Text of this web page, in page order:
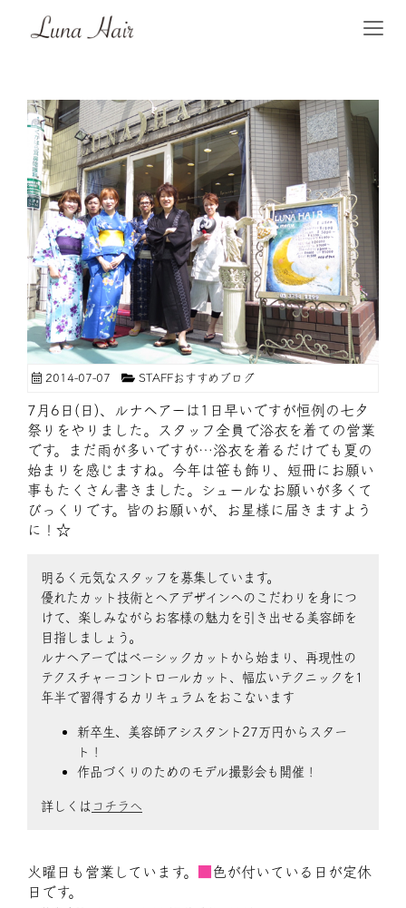
2014-07-07 STAFFおすすめブログ
7月6日(日)、ルナヘアーは1日早いですが恒例の七夕
祭りをやりました。スタッフ全員で浴衣を着ての営業
です。まだ雨が多いですが…浴衣を着るだけでも夏の
始まりを感じますね。今年は笹も飾り、短冊にお願い
事もたくさん書きました。シュールなお願いが多くて
びっくりです。皆のお願いが、お星様に届きますよう
に！☆
明るく元気なスタッフを募集しています。
優れたカット技術とヘアデザインへのこだわりを身につ
けて、楽しみながらお客様の魅力を引き出せる美容師を
目指しましょう。
ルナヘアーではベーシックカットから始まり、再現性の
テクスチャーコントロールカット、幅広いテクニックを1
年半で習得するカリキュラムをおこないます
新卒生、美容師アシスタント27万円からスター
ト！
作品づくりのためのモデル撮影会も開催！
詳しくは コチラへ
火曜日も営業しています。
色が付いている日が定休
日です。